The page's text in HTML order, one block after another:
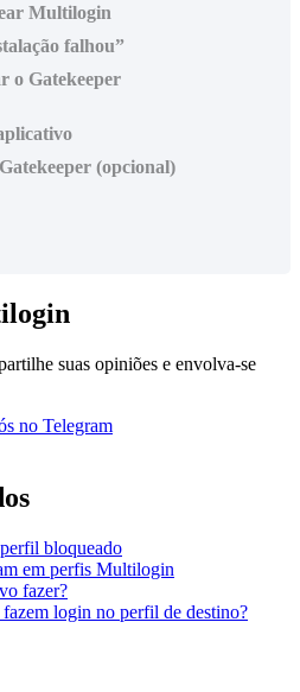
Multilogin
falhou”
o Gatekeeper
(opcional)
suas opiniões e envolva-se
no Telegram
bloqueado
em perfis Multilogin
fazer?
login no perfil de destino?